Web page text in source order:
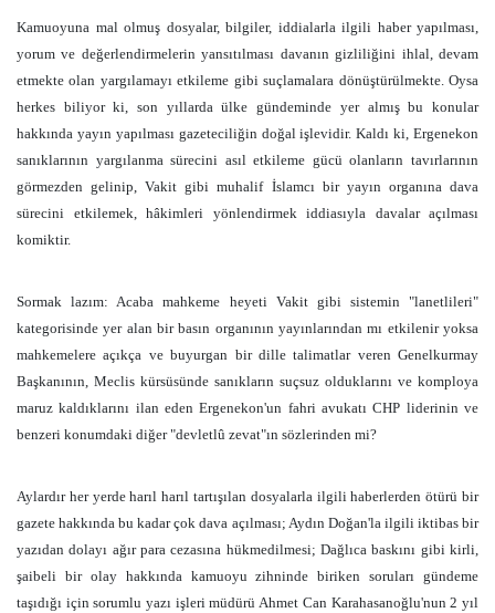
Kamuoyuna mal olmuş dosyalar, bilgiler, iddialarla ilgili haber yapılması,
yorum ve değerlendirmelerin yansıtılması davanın gizliliğini ihlal, devam
etmekte olan yargılamayı etkileme gibi suçlamalara dönüştürülmekte. Oysa
herkes biliyor ki, son yıllarda ülke gündeminde yer almış bu konular
hakkında yayın yapılması gazeteciliğin doğal işlevidir. Kaldı ki, Ergenekon
sanıklarının yargılanma sürecini asıl etkileme gücü olanların tavırlarının
görmezden gelinip, Vakit gibi muhalif İslamcı bir yayın organına dava
sürecini etkilemek, hâkimleri yönlendirmek iddiasıyla davalar açılması
komiktir.
Sormak lazım: Acaba mahkeme heyeti Vakit gibi sistemin "lanetlileri"
kategorisinde yer alan bir basın organının yayınlarından mı etkilenir yoksa
mahkemelere açıkça ve buyurgan bir dille talimatlar veren Genelkurmay
Başkanının, Meclis kürsüsünde sanıkların suçsuz olduklarını ve komploya
maruz kaldıklarını ilan eden Ergenekon'un fahri avukatı CHP liderinin ve
benzeri konumdaki diğer "devletlû zevat"ın sözlerinden mi?
Aylardır her yerde harıl harıl tartışılan dosyalarla ilgili haberlerden ötürü bir
gazete hakkında bu kadar çok dava açılması; Aydın Doğan'la ilgili iktibas bir
yazıdan dolayı ağır para cezasına hükmedilmesi; Dağlıca baskını gibi kirli,
şaibeli bir olay hakkında kamuoyu zihninde biriken soruları gündeme
taşıdığı için sorumlu yazı işleri müdürü Ahmet Can Karahasanoğlu'nun 2 yıl